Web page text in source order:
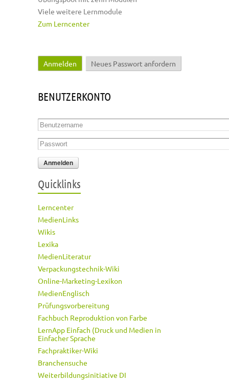
Viele weitere Lernmodule
Zum Lerncenter
Haupt-Reiter
Anmelden (aktiver Reiter)
Neues Passwort anfordern
BENUTZERKONTO
Benutzername
Passwort
Quicklinks
Lerncenter
MedienLinks
Wikis
Lexika
MedienLiteratur
Verpackungstechnik-Wiki
Online-Marketing-Lexikon
MedienEnglisch
Prüfungsvorbereitung
Fachbuch Reproduktion von Farbe
LernApp Einfach (Druck und Medien in
Einfacher Sprache
Fachpraktiker-Wiki
Branchensuche
Weiterbildungsinitiative DI